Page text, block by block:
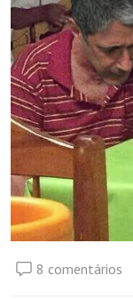
8 comentários